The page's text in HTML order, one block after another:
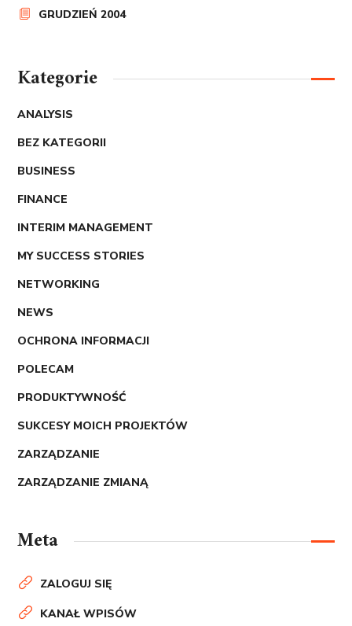
GRUDZIEŃ 2004
Kategorie
ANALYSIS
BEZ KATEGORII
BUSINESS
FINANCE
INTERIM MANAGEMENT
MY SUCCESS STORIES
NETWORKING
NEWS
OCHRONA INFORMACJI
POLECAM
PRODUKTYWNOŚĆ
SUKCESY MOICH PROJEKTÓW
ZARZĄDZANIE
ZARZĄDZANIE ZMIANĄ
Meta
ZALOGUJ SIĘ
KANAŁ WPISÓW